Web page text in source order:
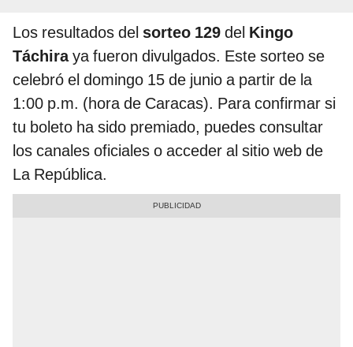
Los resultados del sorteo 129 del Kingo
Táchiraya fueron divulgados. Este sorteo se
celebró el domingo 15 de junio a partir de la
1:00 p.m. (hora de Caracas). Para confirmar si
tu boleto ha sido premiado, puedes consultar
los canales oficiales o acceder al sitio web de
La República.